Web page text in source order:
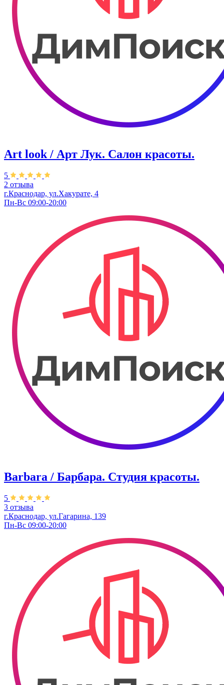
Art look / Арт Лук. Салон красоты.
5
2 отзыва
г.Краснодар, ул.Хакурате, 4
Пн-Вс 09:00-20:00
Barbara / Барбара. Студия красоты.
5
3 отзыва
г.Краснодар, ул.Гагарина, 139
Пн-Вс 09:00-20:00